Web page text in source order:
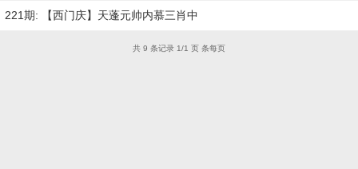
221期: 【西门庆】天蓬元帅内慕三肖中
共 9 条记录 1/1 页 条每页